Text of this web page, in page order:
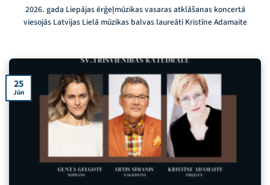
2026. gada Liepājas ērģeļmūzikas vasaras atklāšanas koncertā
viesojās Latvijas Lielā mūzikas balvas laureāti Kristīne Adamaite
25
Jūn